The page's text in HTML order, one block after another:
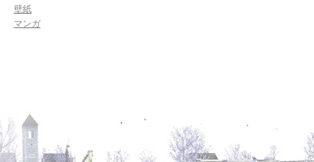
壁紙
マンガ